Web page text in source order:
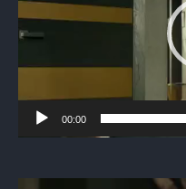
00:00